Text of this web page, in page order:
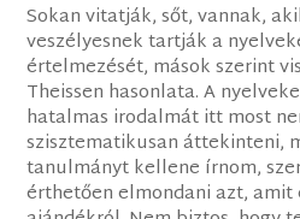
Sokan vitatják, sőt, vannak,
veszélyesnek tartják a
értelmezését, mások szerint
Theissen hasonlata. A
hatalmas irodalmát itt most
szisztematikusan áttekinteni,
tanulmányt kellene írnom,
érthetően elmondani azt,